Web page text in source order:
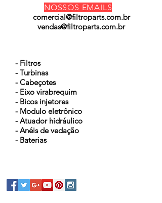
NOSSOS EMAILS
comercial@filtroparts.com.br
vendas@filtroparts.com.br
- Filtros
- Turbinas
- Cabeçotes
- Eixo virabrequim
- Bicos injetores
- Modulo eletrônico
- Atuador hidráulico
- Anéis de vedação
- Baterias